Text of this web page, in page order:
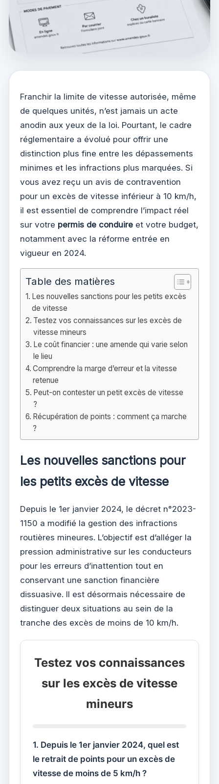
Franchir la limite de vitesse autorisée, même
de quelques unités, n’est jamais un acte
anodin aux yeux de la loi. Pourtant, le cadre
réglementaire a évolué pour offrir une
distinction plus fine entre les dépassements
minimes et les infractions plus marquées. Si
vous avez reçu un avis de contravention
pour un excès de vitesse inférieur à 10 km/h,
il est essentiel de comprendre l’impact réel
sur votre permis de conduire et votre budget,
notamment avec la réforme entrée en
vigueur en 2024.
Table des matières
Les nouvelles sanctions pour les petits excès
de vitesse
Testez vos connaissances sur les excès de
vitesse mineurs
Le coût financier : une amende qui varie selon
le lieu
Comprendre la marge d’erreur et la vitesse
retenue
Peut-on contester un petit excès de vitesse
?
Récupération de points : comment ça marche
?
Les nouvelles sanctions pour
les petits excès de vitesse
Depuis le 1er janvier 2024, le décret n°2023-
1150 a modifié la gestion des infractions
routières mineures. L’objectif est d’alléger la
pression administrative sur les conducteurs
pour les erreurs d’inattention tout en
conservant une sanction financière
dissuasive. Il est désormais nécessaire de
distinguer deux situations au sein de la
tranche des excès de moins de 10 km/h.
Testez vos connaissances
sur les excès de vitesse
mineurs
1. Depuis le 1er janvier 2024, quel est
le retrait de points pour un excès de
vitesse de moins de 5 km/h ?